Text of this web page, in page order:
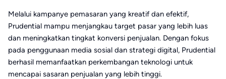
Melalui kampanye pemasaran yang kreatif dan efektif,
Prudential mampu menjangkau target pasar yang lebih luas
dan meningkatkan tingkat konversi penjualan. Dengan fokus
pada penggunaan media sosial dan strategi digital, Prudential
berhasil memanfaatkan perkembangan teknologi untuk
mencapai sasaran penjualan yang lebih tinggi.